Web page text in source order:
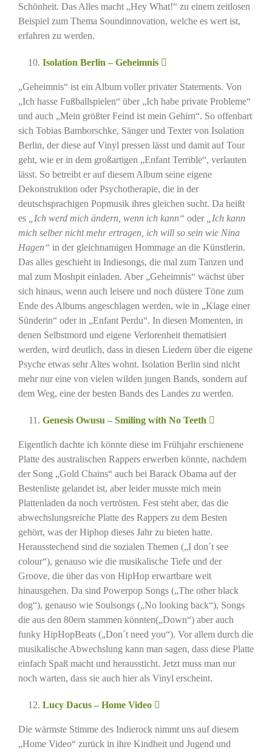
Schönheit. Das Alles macht „Hey What!“ zu einem zeitlosen
Beispiel zum Thema Soundinnovation, welche es wert ist,
erfahren zu werden.
Isolation Berlin – Geheimnis
„Geheimnis“ ist ein Album voller privater Statements. Von
„Ich hasse Fußballspielen“ über „Ich habe private Probleme“
und auch „Mein größter Feind ist mein Gehirn“. So offenbart
sich Tobias Bamborschke, Sänger und Texter von Isolation
Berlin, der diese auf Vinyl pressen lässt und damit auf Tour
geht, wie er in dem großartigen „Enfant Terrible“, verlauten
lässt. So betreibt er auf diesem Album seine eigene
Dekonstruktion oder Psychotherapie, die in der
deutschsprachigen Popmusik ihres gleichen sucht. Da heißt
es
„Ich werd mich ändern, wenn ich kann“ oder
„Ich kann
mich selber nicht mehr ertragen, ich will so sein wie Nina
Hagen“ in der gleichnamigen Hommage an die Künstlerin.
Das alles geschieht in Indiesongs, die mal zum Tanzen und
mal zum Moshpit einladen. Aber „Geheimnis“ wächst über
sich hinaus, wenn auch leisere und noch düstere Töne zum
Ende des Albums angeschlagen werden, wie in „Klage einer
Sünderin“ oder in „Enfant Perdu“. In diesen Momenten, in
denen Selbstmord und eigene Verlorenheit thematisiert
werden, wird deutlich, dass in diesen Liedern über die eigene
Psyche etwas sehr Altes wohnt. Isolation Berlin sind nicht
mehr nur eine von vielen wilden jungen Bands, sondern auf
dem Weg, eine der besten Bands des Landes zu werden.
Genesis Owusu – Smiling with No Teeth
Eigentlich dachte ich könnte diese im Frühjahr erschienene
Platte des australischen Rappers erwerben könnte, nachdem
der Song „Gold Chains“ auch bei Barack Obama auf der
Bestenliste gelandet ist, aber leider musste mich mein
Plattenladen da noch vertrösten. Fest steht aber, das die
abwechslungsreiche Platte des Rappers zu dem Besten
gehört, was der Hiphop dieses Jahr zu bieten hatte.
Herausstechend sind die sozialen Themen („I don´t see
colour“), genauso wie die musikalische Tiefe und der
Groove, die über das von HipHop erwartbare weit
hinausgehen. Da sind Powerpop Songs („The other black
dog“), genauso wie Soulsongs („No looking back“), Songs
die aus den 80ern stammen könnten(„Down“) aber auch
funky HipHopBeats („Don´t need you“). Vor allem durch die
musikalische Abwechslung kann man sagen, dass diese Platte
einfach Spaß macht und heraussticht. Jetzt muss man nur
noch warten, dass sie auch hier als Vinyl erscheint.
Lucy Dacus – Home Video
Die wärmste Stimme des Indierock nimmt uns auf diesem
„Home Video“ zurück in ihre Kindheit und Jugend und